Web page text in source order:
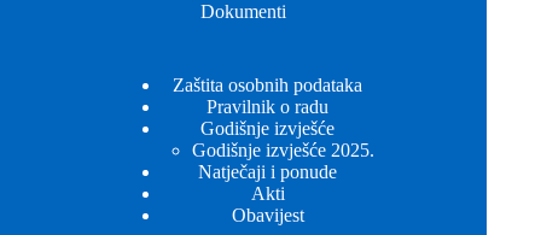
Dokumenti
Zaštita osobnih podataka
Pravilnik o radu
Godišnje izvješće
Godišnje izvješće 2025.
Natječaji i ponude
Akti
Obavijest